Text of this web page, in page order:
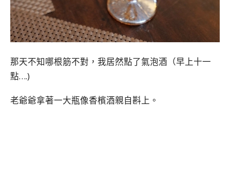
那天不知哪根筋不對，我居然點了氣泡酒（早上十一
點….)
老爺爺拿著一大瓶像香檳酒親自斟上。